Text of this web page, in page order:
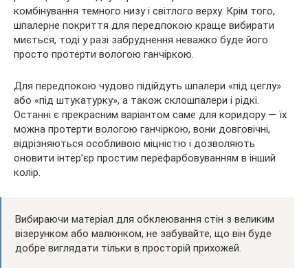
комбінування темного низу і світлого верху. Крім того,
шпалерне покриття для передпокою краще вибирати
миється, тоді у разі забруднення неважко буде його
просто протерти вологою ганчіркою.
Для передпокою чудово підійдуть шпалери «під цеглу»
або «під штукатурку», а також склошпалери і рідкі.
Останні є прекрасним варіантом саме для коридору — їх
можна протерти вологою ганчіркою, вони довговічні,
відрізняються особливою міцністю і дозволяють
оновити інтер’єр простим перефарбовуванням в інший
колір.
Вибираючи матеріал для обклеювання стін з великим
візерунком або малюнком, не забувайте, що він буде
добре виглядати тільки в просторій прихожей.